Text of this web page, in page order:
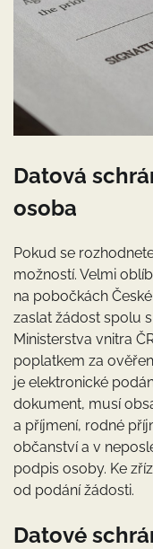
Datová
osoba
Pokud se
možností. Velmi
na pobočkách
zaslat žádost spolu
Ministerstva vnitra
poplatkem za
je elektronické
dokument, musí
a příjmení, rodné
občanství a v
podpis osoby. Ke
od podání žádosti.
Datové